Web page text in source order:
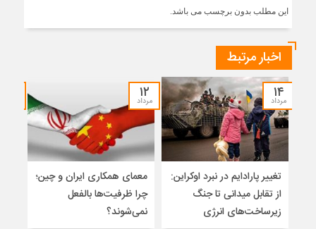
این مطلب بدون برچسب می باشد.
اخبار مرتبط
۱۴
مرداد
تغییر پارادایم در نبرد اوکراین:
از تقابل میدانی تا جنگ
زیرساخت‌های انرژی
۱۲
مرداد
معمای همکاری ایران و چین؛
چرا ظرفیت‌ها بالفعل
نمی‌شوند؟